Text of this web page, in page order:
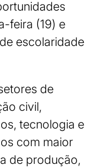
feira (19) e
escolaridade
de
civil,
tecnologia e
com maior
de produção,